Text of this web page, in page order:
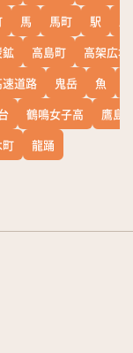
馬 馬町 駅
鉱 高島町
高架広場
速道路 鬼岳 魚
鶴鳴女子高
鷹島
龍踊